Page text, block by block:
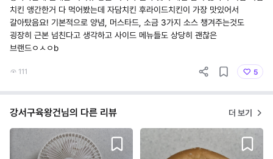
치킨 앵간한거 다 먹어봤는데 자담치킨 후라이드치킨이 가장 맛있어서
갈아탔음요! 기본적으로 양념, 머스타드, 소금 3가지 소스 챙겨주는것도
굉장히 근본 넘친다고 생각하고 사이드 메뉴들도 상당히 괜찮은
브랜드ㅇㅅㅇb
111 5
강서구육왕건님의 다른 리뷰 더 보기